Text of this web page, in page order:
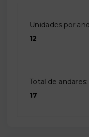
Unidades por
12
Total de andares:
17